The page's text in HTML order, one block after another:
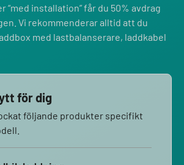
“med installation” får du 50% avdrag
Vi rekommenderar alltid att du
med lastbalanserare, laddkabel
för dig
följande produkter specifikt